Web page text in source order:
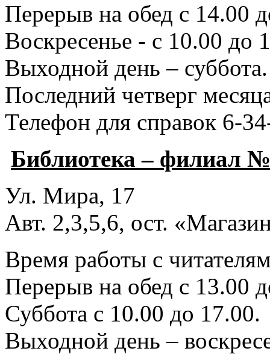
Перерыв на обед с 14.00
Воскресенье - с 10.00 до
Выходной день – суббота.
Последний четверг
Телефон для справок 6-
Библиотека – филиал
Ул. Мира, 17
Авт. 2,3,5,6, ост.
Время работы с
Перерыв на обед с 13.00
Суббота с 10.00 до 17.00.
Выходной день –